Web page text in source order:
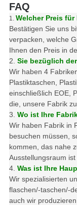
FAQ
1. Welcher Preis
Bestätigen Sie uns
verpacken, welche
Ihnen den Preis in
2. Sie bezüglich
Wir haben 4
Plastiktaschen,
einschließlich EOE,
die, unsere Fabrik
3. Wo ist Ihre
Wir haben Fabrik in
besuchen müssen,
kommen, das nahe
Ausstellungsraum ist
4. Was ist Ihre
Wir spezialisierten
flaschen/-taschen/-
auch wir